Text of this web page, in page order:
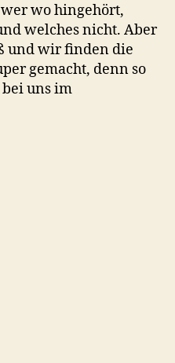
wo hingehört,
welches nicht. Aber
und wir finden die
gemacht, denn so
uns im